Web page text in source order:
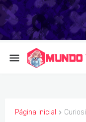
Página inicial
CURIOSIDADES